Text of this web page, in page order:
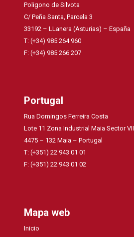
Poligono de Silvota
C/ Peña Santa, Parcela 3
33192 – LLanera (Asturias) – España
T: (+34) 985 264 960
F: (+34) 985 266 207
Portugal
Rua Domingos Ferreira Costa
Lote 11 Zona Industrial Maia Sector VII
4475 – 132 Maia – Portugal
T: (+351) 22 943 01 01
F: (+351) 22 943 01 02
Mapa web
Inicio